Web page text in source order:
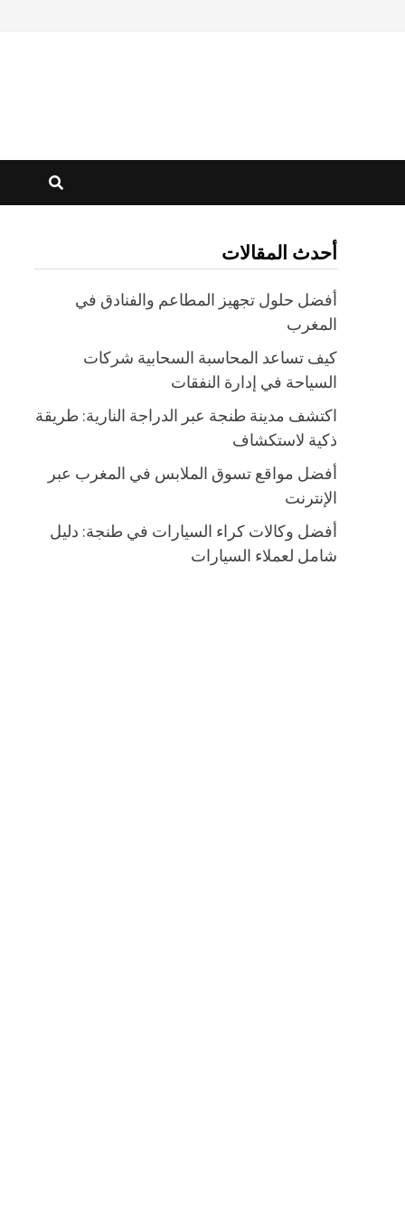
أحدث المقالات
أفضل حلول تجهيز المطاعم والفنادق في
المغرب
كيف تساعد المحاسبة السحابية شركات
السياحة في إدارة النفقات
اكتشف مدينة طنجة عبر الدراجة النارية: طريقة
ذكية لاستكشاف
أفضل مواقع تسوق الملابس في المغرب عبر
الإنترنت
أفضل وكالات كراء السيارات في طنجة: دليل
شامل لعملاء السيارات